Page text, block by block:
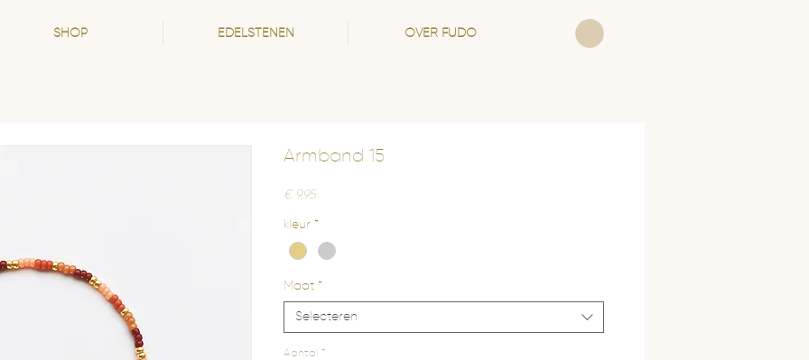
SHOP EDELSTENEN OVER FUDO
Armband 15
€ 9,95Prijs
kleur *
Maat *
Selecteren
Aantal *